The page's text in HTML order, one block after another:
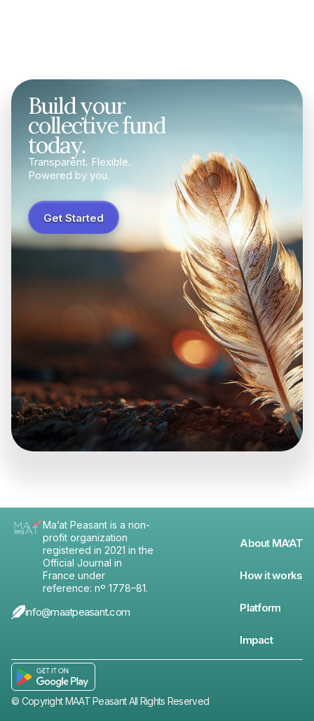
Build your
collective fund
today.
Transparent. Flexible.
Powered by you.
Get Started
Ma’at Peasant is a non-
profit organization
registered in 2021 in the
Official Journal in
France under
reference: nº 1778–81.
info@maatpeasant.com
About MA’AT
How it works
Platform
Impact
© Copyright MAAT Peasant All Rights Reserved